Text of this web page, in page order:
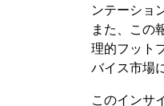
ンテーショ
また、この
理的フット
バイス市場
このインサ